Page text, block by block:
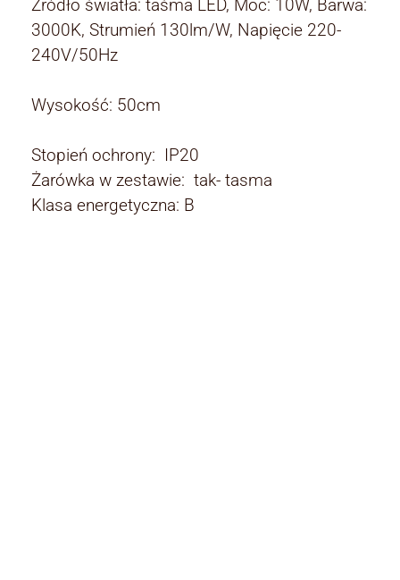
Źródło światła: taśma LED, Moc: 10W, Barwa:
3000K, Strumień 130lm/W, Napięcie 220-
240V/50Hz
Wysokość: 50cm
Stopień ochrony: IP20
Żarówka w zestawie: tak- tasma
Klasa energetyczna: B